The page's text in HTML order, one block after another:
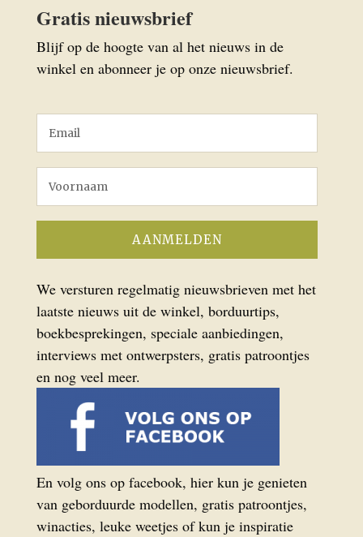
Gratis nieuwsbrief
Blijf op de hoogte van al het nieuws in de
winkel en abonneer je op onze nieuwsbrief.
We versturen regelmatig nieuwsbrieven met het
laatste nieuws uit de winkel, borduurtips,
boekbesprekingen, speciale aanbiedingen,
interviews met ontwerpsters, gratis patroontjes
en nog veel meer.
En volg ons op facebook, hier kun je genieten
van geborduurde modellen, gratis patroontjes,
winacties, leuke weetjes of kun je inspiratie